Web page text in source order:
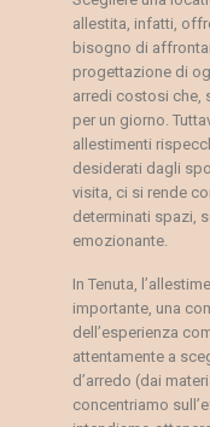
allestita, infatti,
bisogno di
progettazione di
arredi costosi che,
per un giorno.
allestimenti
desiderati dagli
visita, ci si rende
determinati spazi,
emozionante.
In Tenuta,
importante, una
dell’esperienza
attentamente a
d’arredo (dai
concentriamo